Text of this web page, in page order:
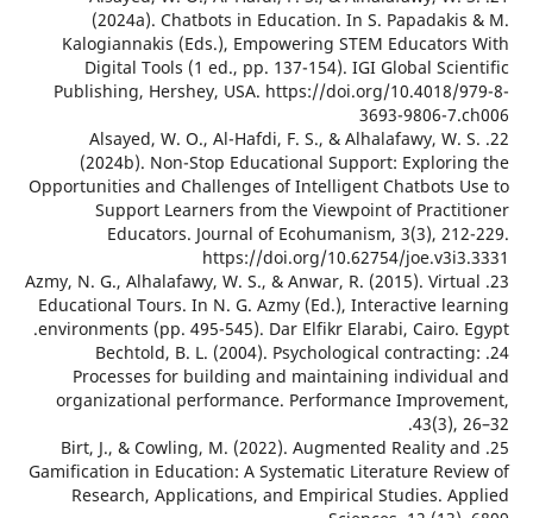
(2024a). Chatbots in Education. In S.
Kalogiannakis (Eds.), Empowering STEM
Digital Tools (1 ed., pp. 137-154). IGI Global
Publishing, Hershey, USA. https://doi.org/10.4018/
3693-9806-
22. Alsayed, W. O., Al-Hafdi, F. S., & Alhalafawy,
(2024b). Non-Stop Educational Support:
Opportunities and Challenges of Intelligent Chatbots
Support Learners from the Viewpoint of
Educators. Journal of Ecohumanism, 3(3),
https://doi.org/10.62754/
23. Azmy, N. G., Alhalafawy, W. S., & Anwar, R. (2015).
Educational Tours. In N. G. Azmy (Ed.), Interactive
environments (pp. 495-545). Dar Elfikr Elarabi, Cairo.
24. Bechtold, B. L. (2004). Psychological
Processes for building and maintaining
organizational performance. Performance
43(3),
25. Birt, J., & Cowling, M. (2022). Augmented Reality
Gamification in Education: A Systematic Literature
Research, Applications, and Empirical Studies.